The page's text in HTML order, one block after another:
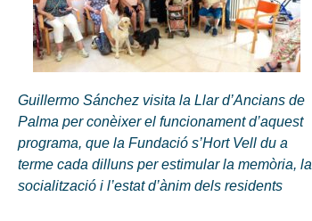
Guillermo Sánchez visita la Llar d’Ancians de
Palma per conèixer el funcionament d’aquest
programa, que la Fundació s’Hort Vell du a
terme cada dilluns per estimular la memòria, la
socialització i l’estat d’ànim dels residents